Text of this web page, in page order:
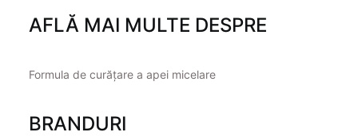
AFLĂ MAI MULTE DESPRE
Formula de curățare a apei micelare
BRANDURI